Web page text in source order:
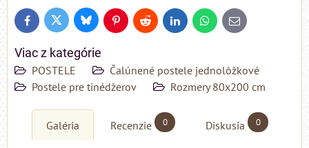
FacebookTwitter BlueskyPinterestReddit LinkedInWhatsApp
E-
mail
Viac z kategórie
POSTELE
Čalúnené postele jednolôžkové
Postele pre tinédžerov
Rozmery 80x200 cm
Galéria Recenzie 0 Diskusia 0